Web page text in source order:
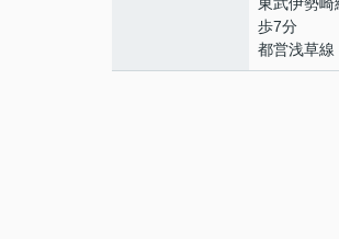
歩7分
都営浅草線